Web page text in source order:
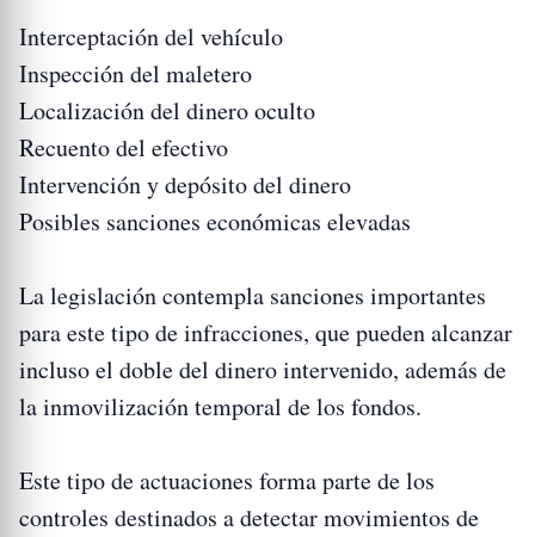
Interceptación del vehículo
Inspección del maletero
Localización del dinero oculto
Recuento del efectivo
Intervención y depósito del dinero
Posibles sanciones económicas elevadas
La legislación contempla sanciones importantes
para este tipo de infracciones, que pueden alcanzar
incluso el doble del dinero intervenido, además de
la inmovilización temporal de los fondos.
Este tipo de actuaciones forma parte de los
controles destinados a detectar movimientos de